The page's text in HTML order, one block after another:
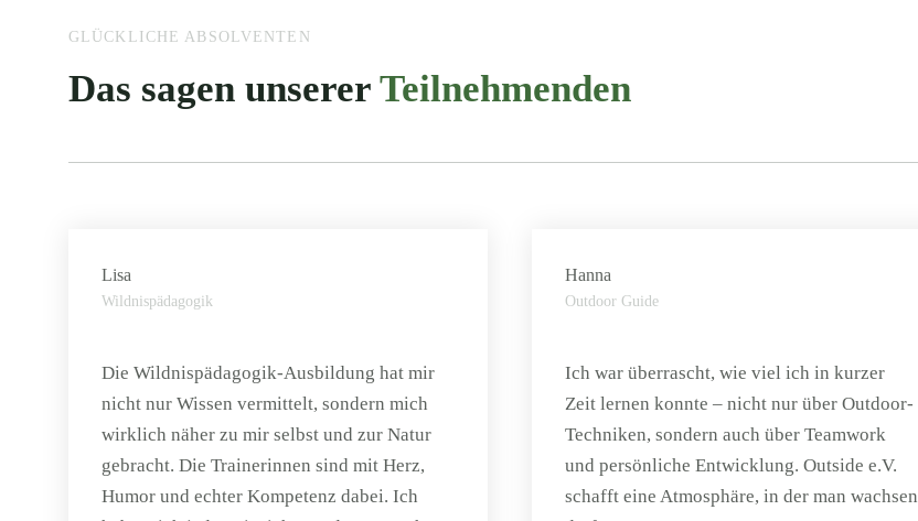
GLÜCKLICHE ABSOLVENTEN
Das sagen unserer Teilnehmenden
Lisa
Wildnispädagogik
Die Wildnispädagogik-Ausbildung hat mir
nicht nur Wissen vermittelt, sondern mich
wirklich näher zu mir selbst und zur Natur
gebracht. Die Trainerinnen sind mit Herz,
Humor und echter Kompetenz dabei. Ich
Hanna
Outdoor Guide
Ich war überrascht, wie viel ich in kurzer
Zeit lernen konnte – nicht nur über Outdoor-
Techniken, sondern auch über Teamwork
und persönliche Entwicklung. Outside e.V.
schafft eine Atmosphäre, in der man wachsen